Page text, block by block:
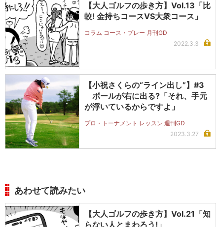
【大人ゴルフの歩き方】Vol.13「比
較! 金持ちコースVS大衆コース」
コラム コース・プレー 月刊GD
2022.3.3
【小祝さくらの“ライン出し”】#3
ボールが右に出る?「それ、手元
が浮いているからですよ」
プロ・トーナメント レッスン 週刊GD
2023.3.27
あわせて読みたい
【大人ゴルフの歩き方】Vol.21「知
らない人とまわろう!」